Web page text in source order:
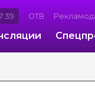
ОТВ